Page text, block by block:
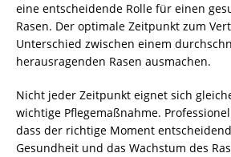
eine entscheidende Rolle für einen
Rasen. Der optimale Zeitpunkt zum
Unterschied zwischen einem
herausragenden Rasen ausmachen.
Nicht jeder Zeitpunkt eignet sich
wichtige Pflegemaßnahme.
dass der richtige Moment
Gesundheit und das Wachstum des